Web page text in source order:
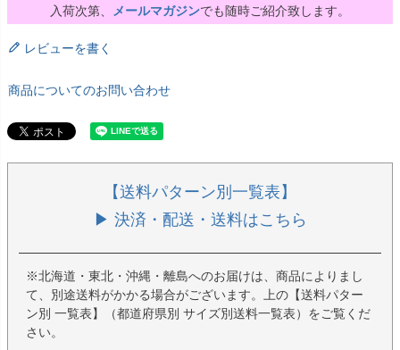
入荷次第、
メールマガジンでも随時ご紹介致します。
レビューを書く
商品についてのお問い合わせ
【送料パターン別一覧表】
▶ 決済・配送・送料はこちら
※北海道・東北・沖縄・離島へのお届けは、商品によりまし
て、別途送料がかかる場合がございます。上の【送料パター
ン別 一覧表】（都道府県別 サイズ別送料一覧表）をご覧くだ
さい。